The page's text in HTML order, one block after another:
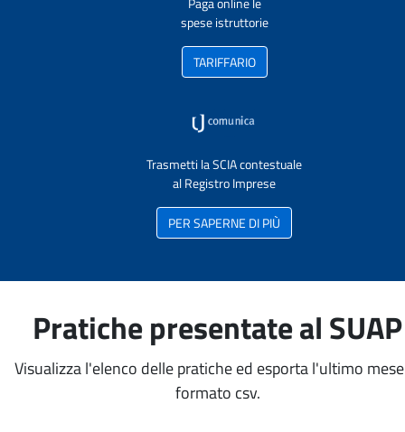
spese istruttorie
TARIFFARIO
Trasmetti la SCIA contestuale
al Registro Imprese
PER SAPERNE DI PIÙ
Pratiche presentate al SUAP
Visualizza l'elenco delle pratiche ed esporta l'ultimo
formato csv.